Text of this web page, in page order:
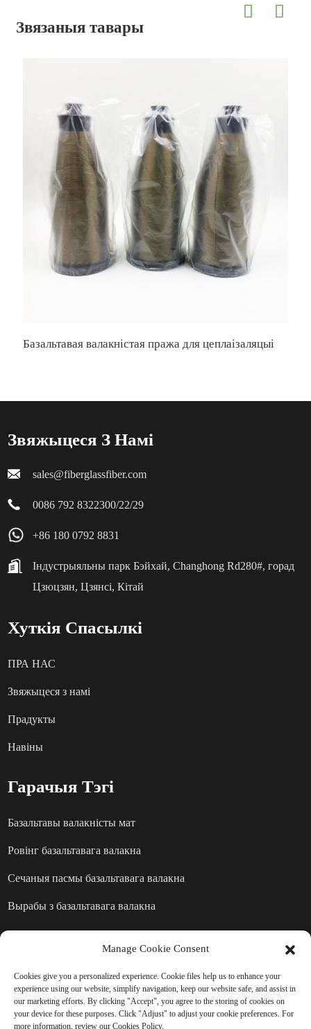
Звязаныя тавары
Базальтавая валакністая пража для цеплаізаляцыі
Звяжыцеся З Намі
sales@fiberglassfiber.com
0086 792 8322300/22/29
+86 180 0792 8831
Індустрыяльны парк Бэйхай, Changhong Rd280#, горад
Цзюцзян, Цзянсі, Кітай
Хуткія Спасылкі
ПРА НАС
Звяжыцеся з намі
Прадукты
Навіны
Гарачыя Тэгі
Базальтавы валакністы мат
Ровінг базальтавага валакна
Сечаныя пасмы базальтавага валакна
Вырабы з базальтавага валакна
ДАВЕДАЦЦА БОЛЬШ
Няма нічога лепш, чым бачыць
Manage Cookie Consent
Cookies give you a personalized experience. Cookie files help us to enhance your
experience using our website, simplify navigation, keep our website safe, and assist in
our marketing efforts. By clicking "Accept", you agree to the storing of cookies on
your device for these purposes. Click "Adjust" to adjust your cookie preferences. For
more information, review our Cookies Policy.